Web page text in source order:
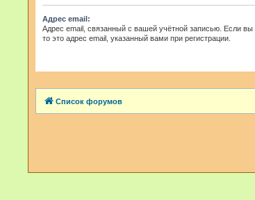
Адрес email:
Адрес email, связанный с вашей учётной записью. Если вы
то это адрес email, указанный вами при регистрации.
Список форумов